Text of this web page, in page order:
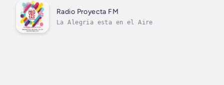
Radio Proyecta FM
La Alegria esta en el Aire